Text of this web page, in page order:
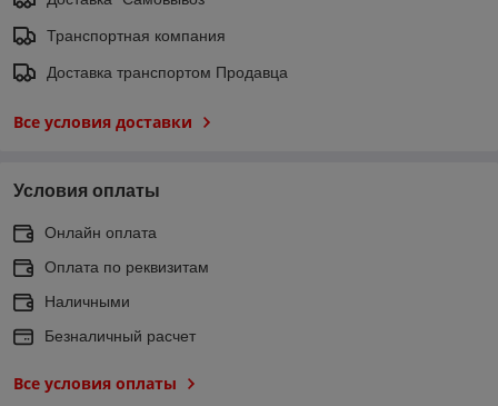
Транспортная компания
Доставка транспортом Продавца
Все условия доставки
Условия оплаты
Онлайн оплата
Оплата по реквизитам
Наличными
Безналичный расчет
Все условия оплаты